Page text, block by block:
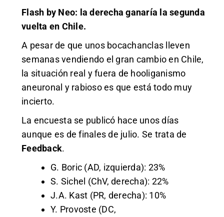
Flash by Neo: la derecha ganaría la segunda
vuelta en Chile.
A pesar de que unos bocachanclas lleven
semanas vendiendo el gran cambio en Chile,
la situación real y fuera de hooliganismo
aneuronal y rabioso es que está todo muy
incierto.
La encuesta se publicó hace unos días
aunque es de finales de julio. Se trata de
Feedback.
G. Boric (AD, izquierda): 23%
S. Sichel (ChV, derecha): 22%
J.A. Kast (PR, derecha): 10%
Y. Provoste (DC,